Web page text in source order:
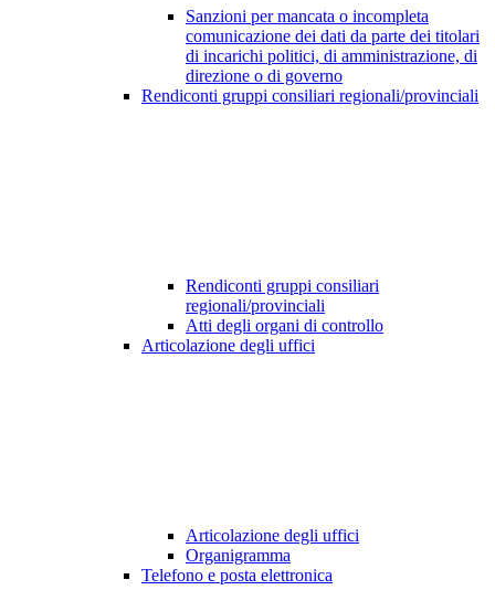
Sanzioni per mancata o incompleta
comunicazione dei dati da parte dei titolari
di incarichi politici, di amministrazione, di
direzione o di governo
Rendiconti gruppi consiliari regionali/provinciali
Rendiconti gruppi consiliari
regionali/provinciali
Atti degli organi di controllo
Articolazione degli uffici
Articolazione degli uffici
Organigramma
Telefono e posta elettronica